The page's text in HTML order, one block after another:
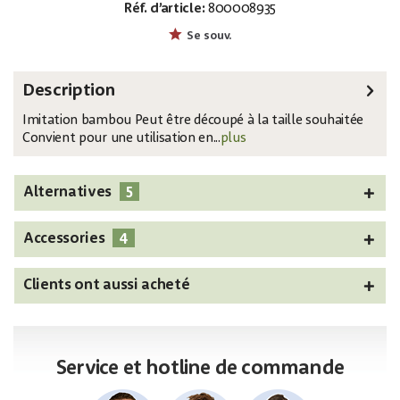
Réf. d’article: 800008935
Se souv.
Description
Imitation bambou Peut être découpé à la taille souhaitée
Convient pour une utilisation en...plus
Alternatives 5
Accessories 4
Clients ont aussi acheté
Service et hotline de commande